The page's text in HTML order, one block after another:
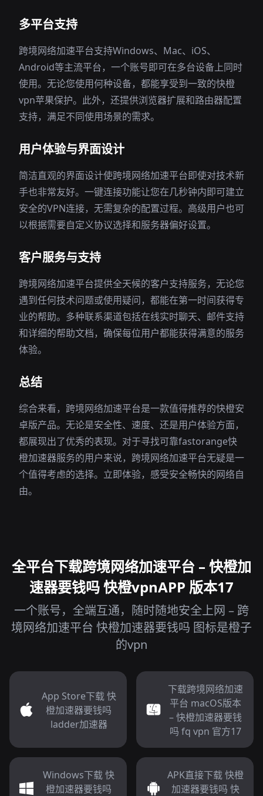
多平台支持
跨境网络加速平台支持Windows、Mac、iOS、
Android等主流平台，一个账号即可在多台设备上同时
使用。无论您使用何种设备，都能享受到一致的快橙
vpn苹果保护。此外，还提供浏览器扩展和路由器配置
支持，满足不同使用场景的需求。
用户体验与界面设计
简洁直观的界面设计使跨境网络加速平台即使对技术新
手也非常友好。一键连接功能让您在几秒钟内即可建立
安全的VPN连接，无需复杂的配置过程。高级用户也可
以根据需要自定义协议选择和服务器偏好设置。
客户服务与支持
跨境网络加速平台提供全天候的客户支持服务，无论您
遇到任何技术问题或使用疑问，都能在第一时间获得专
业的帮助。多种联系渠道包括在线实时聊天、邮件支持
和详细的帮助文档，确保每位用户都能获得满意的服务
体验。
总结
综合来看，跨境网络加速平台是一款值得推荐的快橙安
卓版产品。无论是安全性、速度、还是用户体验方面，
都展现出了优秀的表现。对于寻找可靠fastorange快
橙加速器服务的用户来说，跨境网络加速平台无疑是一
个值得考虑的选择。立即体验，感受安全畅快的网络自
由。
全平台下载跨境网络加速平台 – 快橙加
速器要钱吗 快橙vpnAPP 版本17
一个账号，全端互通，随时随地安全上网 – 跨
境网络加速平台 快橙加速器要钱吗 图标是橙子
的vpn
App Store下载 快
橙加速器要钱吗
ladder加速器
下载跨境网络加速
平台 macOS版本
– 快橙加速器要钱
吗 fq vpn 官方17
Windows下载 快
橙加速器要钱吗
APK直接下载 快橙
加速器要钱吗 快